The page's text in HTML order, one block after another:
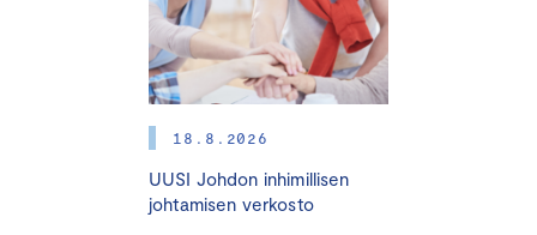
18.8.2026
UUSI Johdon inhimillisen
johtamisen verkosto